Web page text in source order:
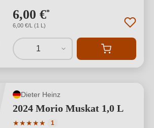
6,00 €*
6,00 €/L (1 L)
1
Dieter Heinz
2024 Morio Muskat 1,0 L
★★★★★
Durchschnittliche Bewertung von 5
1